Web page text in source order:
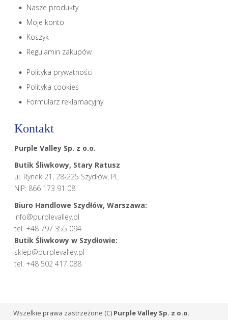
Nasze produkty
Moje konto
Koszyk
Regulamin zakupów
Polityka prywatności
Polityka cookies
Formularz reklamacyjny
Kontakt
Purple Valley Sp. z o.o.
Butik Śliwkowy, Stary Ratusz
ul. Rynek 21, 28-225 Szydłów, PL
NIP: 866 173 91 08
Biuro Handlowe Szydłów, Warszawa:
info@purplevalley.pl
tel. +48 797 355 094
Butik Śliwkowy w Szydłowie:
sklep@purplevalley.pl
tel. +48 502 417 088
Wszelkie prawa zastrzeżone (C) Purple Valley Sp. z o.o.